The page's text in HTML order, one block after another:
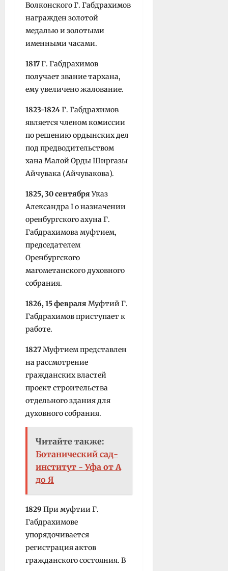
Волконского Г. Габдрахимов
награжден золотой
медалью и золотыми
именными часами.
1817Г. Габдрахимов
получает звание тархана,
ему увеличено жалование.
1823-1824Г. Габдрахимов
является членом комиссии
по решению ордынских дел
под предводительством
хана Малой Орды Ширгазы
Айчувака (Айчувакова).
1825, 30 сентября Указ
Александра I о назначении
оренбургского ахуна Г.
Габдрахимова муфтием,
председателем
Оренбургского
магометанского духовного
собрания.
1826, 15 февраля Муфтий Г.
Габдрахимов приступает к
работе.
1827Муфтием пред­ставлен
на рассмотрение
гражданских властей
проект строительства
отдельного здания для
духовного собрания.
Читайте также:
Ботанический сад-
институт - Уфа от А
до Я
1829 При муфтии Г.
Габдрахимове
упорядочивается
регистрация актов
гражданского состояния. В